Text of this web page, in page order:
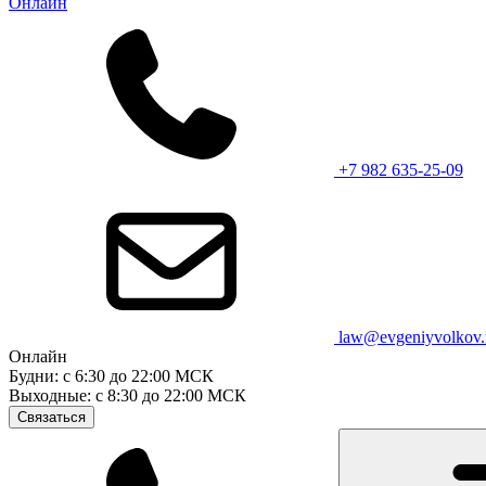
+7 982 635-25-09
Онлайн
Будни: с 6:30 до 22:00 МСК
Выходные: с 8:30 до 22:00 МСК
Связаться